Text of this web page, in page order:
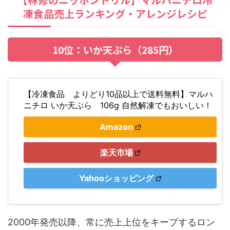
凍食品売上ランキング・アレンジレシピ
10位：いか天ぷら（285円）
【冷凍食品 よりどり10品以上で送料無料】マルハ
ニチロ いか天ぷら 106g 自然解凍でもおいしい！
Amazon
楽天市場
Yahooショッピング
2000年発売以降、常に売上上位をキープするロン